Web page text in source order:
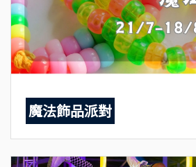
魔法飾品派對